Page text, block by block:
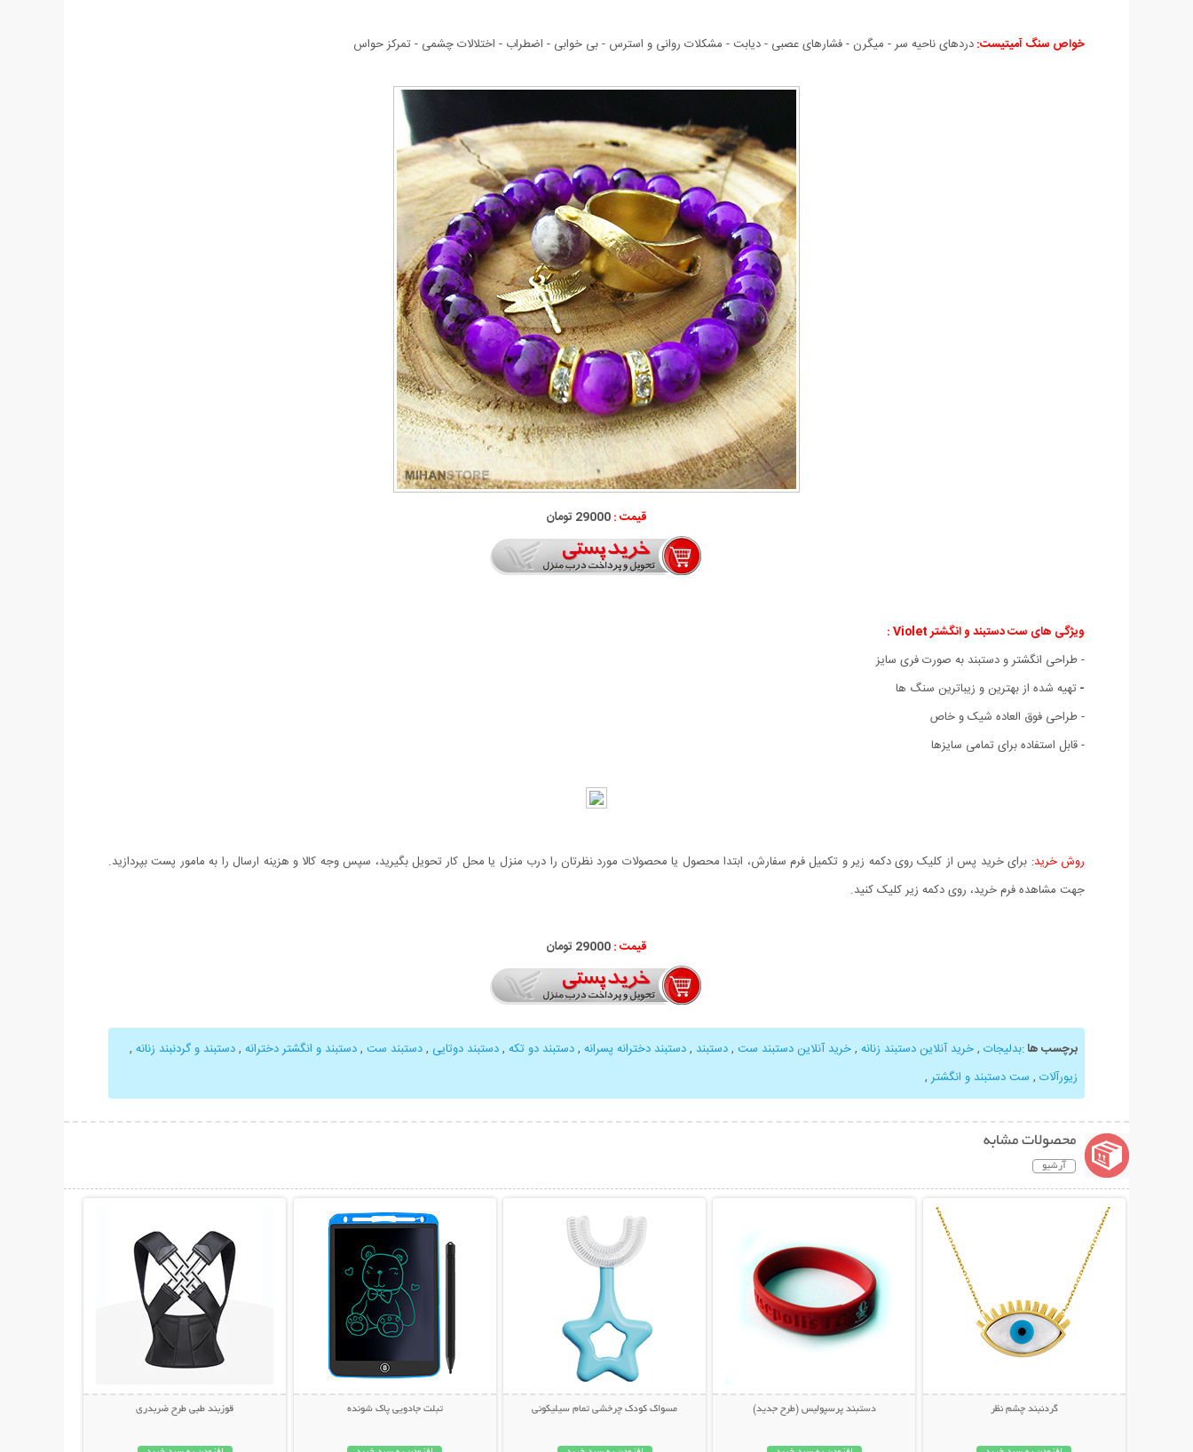
خواص سنگ آمیتیست:دردهای ناحیه سر - میگرن - فشارهای عصبی - دیابت - مشکلات روانی و استرس - بی خوابی - اضطراب - اختلالات چشمی - تمرکز حواس
قیمت :29000 تومان
ویژگی های ست دستبند و انگشتر Violet :
- طراحی انگشتر و دستبند به صورت فری سایز
- تهیه شده از بهترین و زیباترین سنگ ها
- طراحی فوق العاده شیک و خاص
-قابل استفاده برای تمامی سایزها
روش خرید: برای خرید پس از کلیک روی دکمه زیر و تکمیل فرم سفارش، ابتدا محصول یا محصولات مورد نظرتان را درب منزل یا محل کار تحویل بگیرید، سپس وجه کالا و هزینه ارسال را به مامور پست بپردازید.
جهت مشاهده فرم خرید، روی دکمه زیر کلیک کنید.
قیمت :29000 تومان
برچسب ها:بدلیجات ,خرید آنلاین دستبند زنانه ,خرید آنلاین دستبند ست ,دستبند ,دستبند دخترانه پسرانه ,دستبند دو تکه ,دستبند دوتایی ,دستبند ست ,دستبند و انگشتر دخترانه ,دستبند و گردنبند زنانه ,
زیورآلات , ست دستبند و انگشتر ,
محصولات مشابه
آرشیو
گردنبند چشم نظر دستبند پرسپولیس (طرح جدید) مسواک کودک چرخشی تمام سیلیکونی تبلت جادویی پاک شونده قوزبند طبی طرح ضربدری